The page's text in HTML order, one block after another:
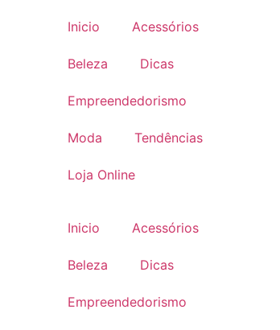
Inicio Acessórios
Beleza Dicas
Empreendedorismo
Moda Tendências
Loja Online
Inicio Acessórios
Beleza Dicas
Empreendedorismo